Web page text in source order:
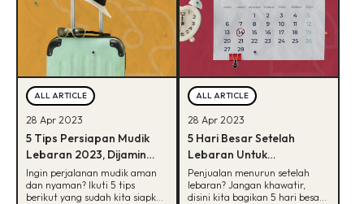
ALL ARTICLE
28 Apr 2023
5 Tips Persiapan Mudik
Lebaran 2023, Dijamin
Aman dan Nyaman!
Ingin perjalanan mudik aman
dan nyaman? Ikuti 5 tips
berikut yang sudah kita siapkan
ALL ARTICLE
28 Apr 2023
5 Hari Besar Setelah
Lebaran Untuk
Meningkatkan Penjualan
Penjualan menurun setelah
lebaran? Jangan khawatir,
disini kita bagikan 5 hari besar